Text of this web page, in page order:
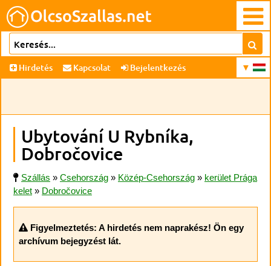
Hirdetés Kapcsolat Bejelentkezés
Ubytování U Rybníka,
Dobročovice
Szállás » Csehország » Közép-Csehország » kerület Prága
kelet » Dobročovice
Figyelmeztetés: A hirdetés nem naprakész! Ön egy
archívum bejegyzést lát.